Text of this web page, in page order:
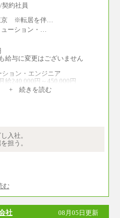
約社員
京 ※転居を伴…
ーション・…
給与に変更はございません
ション・エンジニア
給240,000円～450,000円
内容によって変動がありま
～350,000円
容によって変動があります
～250,000円
与に変更はございません
+ 続きを読む
入社。
担う。
む
社 08月05日更新